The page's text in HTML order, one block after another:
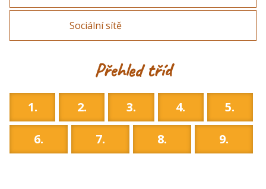
Sociální sítě
Přehled tříd
1. 2. 3. 4.
5.
6.
7. 8. 9.